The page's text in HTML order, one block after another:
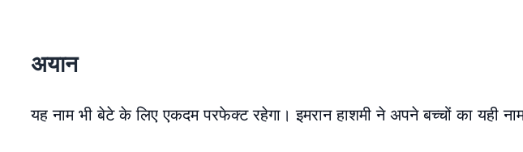
अयान
यह नाम भी बेटे के लिए एकदम परफेक्ट रहेगा। इमरान हाशमी ने अपने बच्चों का यही